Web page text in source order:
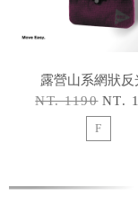
露營山系網狀反
NT. 1190 NT.
F